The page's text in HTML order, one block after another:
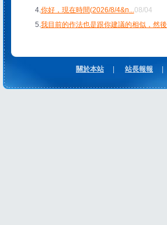
4.你好，現在時間(2026/8/4&n...08/04
5.我目前的作法也是跟你建議的相似，然後
關於本站 站長報報